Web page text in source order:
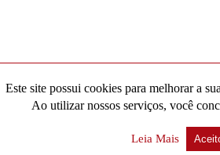
Este site possui cookies para melhorar a
Ao utilizar nossos serviços, você
Leia Mais